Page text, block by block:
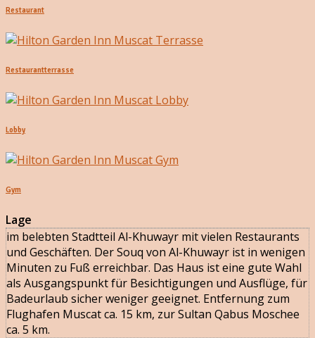
Restaurant
Restaurantterrasse
Lobby
Gym
Lage
im belebten Stadtteil Al-Khuwayr mit vielen Restaurants
und Geschäften. Der Souq von Al-Khuwayr ist in wenigen
Minuten zu Fuß erreichbar. Das Haus ist eine gute Wahl
als Ausgangspunkt für Besichtigungen und Ausflüge, für
Badeurlaub sicher weniger geeignet. Entfernung zum
Flughafen Muscat ca. 15 km, zur Sultan Qabus Moschee
ca. 5 km.